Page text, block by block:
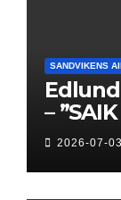
SANDVIKENS
–
2026-07-03